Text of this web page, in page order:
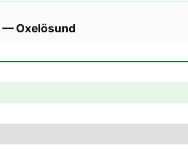
—Oxelösund